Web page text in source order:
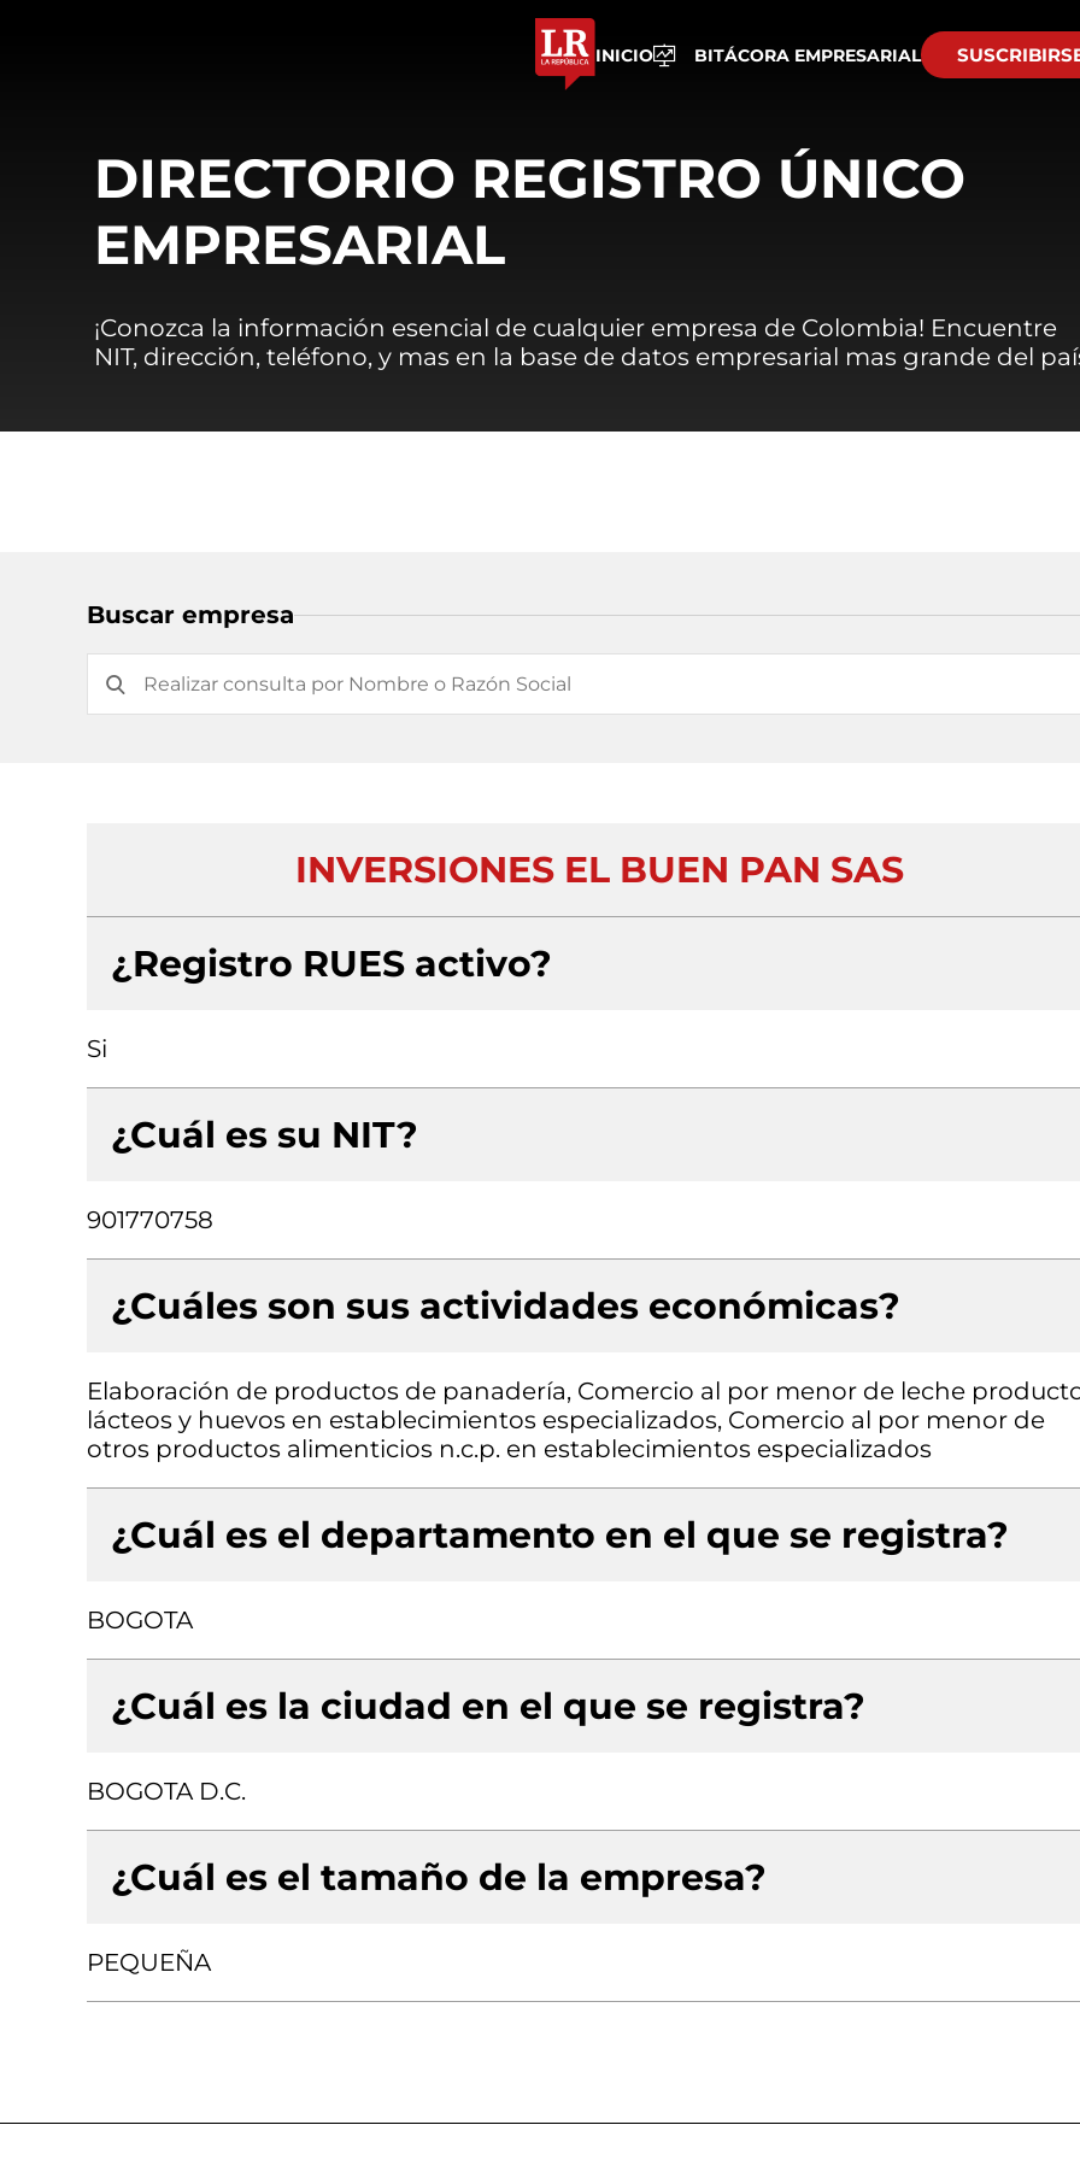
INICIO BITÁCORA EMPRESARIAL
DIRECTORIO REGISTRO ÚNICO
EMPRESARIAL
¡Conozca la información esencial de cualquier empresa de Colombia! Encuentre
NIT, dirección, teléfono, y mas en la base de datos empresarial mas grande del
Buscar empresa
INVERSIONES EL BUEN PAN SAS
¿Registro RUES activo?
Si
¿Cuál es su NIT?
901770758
¿Cuáles son sus actividades económicas?
Elaboración de productos de panadería, Comercio al por menor de leche
lácteos y huevos en establecimientos especializados, Comercio al por menor de
otros productos alimenticios n.c.p. en establecimientos especializados
¿Cuál es el departamento en el que se registra?
BOGOTA
¿Cuál es la ciudad en el que se registra?
BOGOTA D.C.
¿Cuál es el tamaño de la empresa?
PEQUEÑA